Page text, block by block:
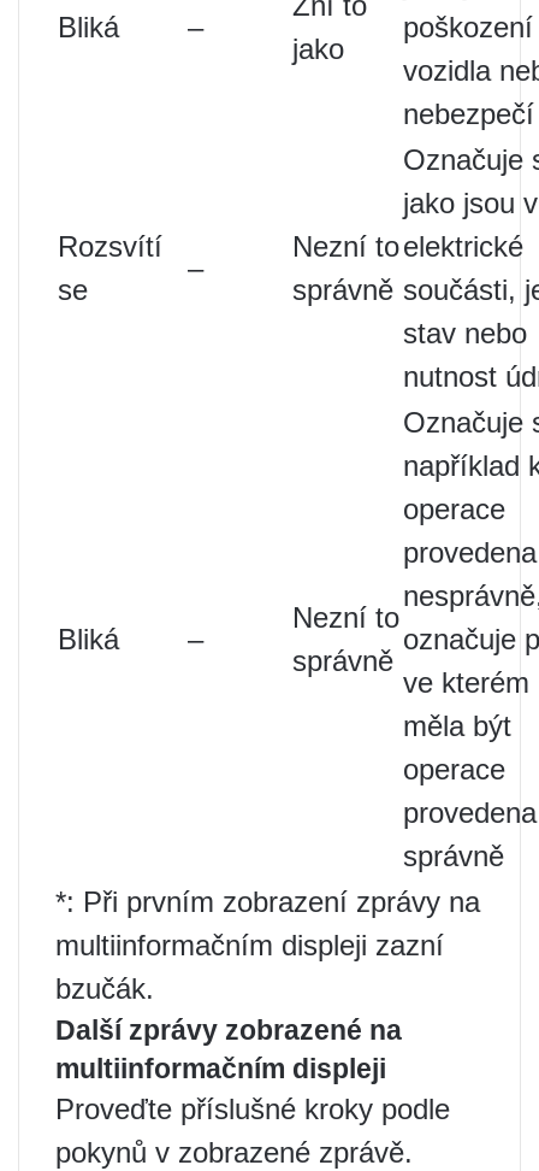
Bliká –
jako
poškození
vozidla
nebezpečí
Rozsvítí
se
–
Nezní to
správně
Označuje
jako jsou
elektrické
součásti,
stav nebo
nutnost
Bliká –
Nezní to
správně
Označuje
například
operace
provedena
označuje
ve kterém
měla být
operace
provedena
správně
*: Při prvním zobrazení zprávy na
multiinformačním displeji zazní
bzučák.
Další zprávy zobrazené na
multiinformačním displeji
Proveďte příslušné kroky podle
pokynů v zobrazené zprávě.